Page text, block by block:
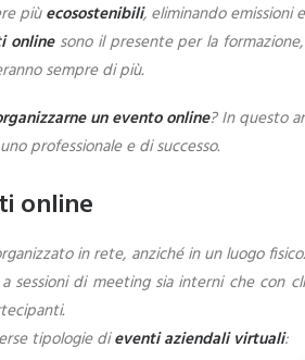
piùecosostenibili, eliminando emissioni
onlinesono il presente per la
sempre di più.
un evento online? In questo
professionale e di successo.
online
in rete, anziché in un luogo
sessioni di meeting sia interni che con
tipologie dieventi aziendali virtuali: